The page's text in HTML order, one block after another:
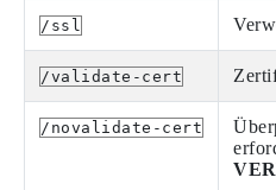
/ssl
/validate-cert
/novalidate-cert